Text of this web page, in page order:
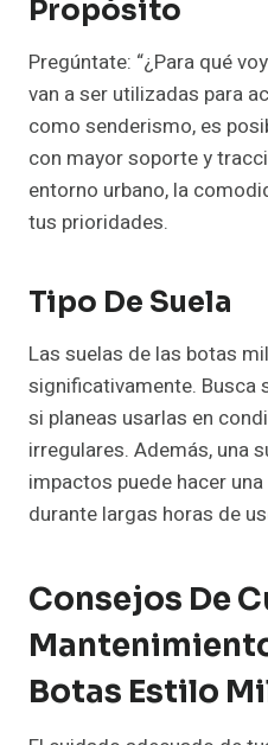
Propósito
Pregúntate: “¿Para qué
van a ser utilizadas para
como senderismo, es
con mayor soporte y
entorno urbano, la
tus prioridades.
Tipo De Suela
Las suelas de las botas
significativamente. Busca
si planeas usarlas en
irregulares. Además, una
impactos puede hacer
durante largas horas de
Consejos De
Botas Estilo